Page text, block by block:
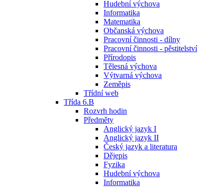
Hudební výchova
Informatika
Matematika
Občanská výchova
Pracovní činnosti - dílny
Pracovní činnosti - pěstitelství
Přírodopis
Tělesná výchova
Výtvarná výchova
Zeměpis
Třídní web
Třída 6.B
Rozvrh hodin
Předměty
Anglický jazyk I
Anglický jazyk II
Český jazyk a literatura
Dějepis
Fyzika
Hudební výchova
Informatika